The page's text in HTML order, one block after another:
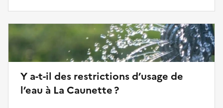
Y a-t-il des restrictions d’usage de
l’eau à La Caunette ?